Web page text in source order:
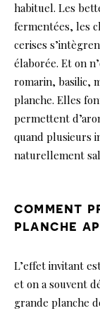
habituel. Les
fermentées, les
cerises
élaborée. Et on
romarin, basilic,
planche. Elles
permettent
quand plusieurs
naturellement
comment
planche
L’effet invitant
et on a souvent
grande planche